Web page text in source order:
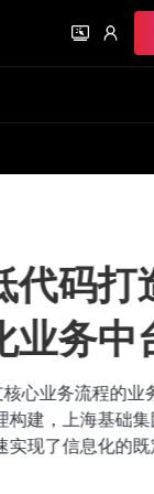
码打造
务中台
务流程的业务中
上海基础集团完
信息化的既定目